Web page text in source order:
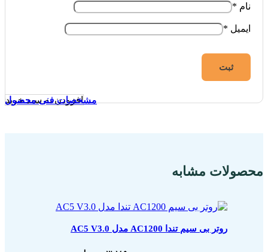
نام *
ایمیل *
محصولات مشابه
افزودن به سبد خرید
روتر بی سیم تندا AC1200 مدل AC5 V3.0
مشخصات فنی محصول
مشخصات فنی محصول
مشخصات فنی محصول